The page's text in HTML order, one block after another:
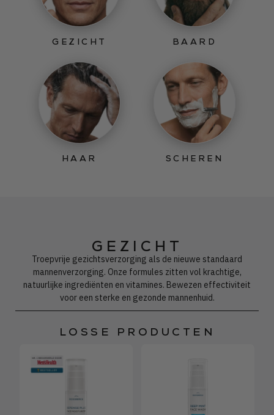
GEZICHT BAARD
HAAR SCHEREN
GEZICHT
Troepvrije gezichtsverzorging als de nieuwe standaard
mannenverzorging. Onze formules zitten vol krachtige,
natuurlijke ingrediënten en vitamines. Bewezen effectiviteit
voor een sterke en gezonde mannenhuid.
LOSSE PRODUCTEN